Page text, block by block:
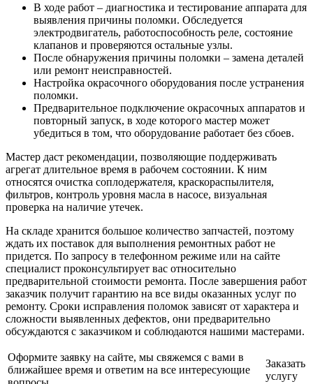
В ходе работ – диагностика и тестирование аппарата для
выявления причины поломки. Обследуется
электродвигатель, работоспособность реле, состояние
клапанов и проверяются остальные узлы.
После обнаружения причины поломки – замена деталей
или ремонт неисправностей.
Настройка окрасочного оборудования после устранения
поломки.
Предварительное подключение окрасочных аппаратов и
повторный запуск, в ходе которого мастер может
убедиться в том, что оборудование работает без сбоев.
Мастер даст рекомендации, позволяющие поддерживать
агрегат длительное время в рабочем состоянии. К ним
относятся очистка соплодержателя, краскораспылителя,
фильтров, контроль уровня масла в насосе, визуальная
проверка на наличие утечек.
На складе хранится большое количество запчастей, поэтому
ждать их поставок для выполнения ремонтных работ не
придется. По запросу в телефонном режиме или на сайте
специалист проконсультирует вас относительно
предварительной стоимости ремонта. После завершения работ
заказчик получит гарантию на все виды оказанных услуг по
ремонту. Сроки исправления поломок зависят от характера и
сложности выявленных дефектов, они предварительно
обсуждаются с заказчиком и соблюдаются нашими мастерами.
Оформите заявку на сайте, мы свяжемся с вами в
ближайшее время и ответим на все интересующие
Заказать
услугу